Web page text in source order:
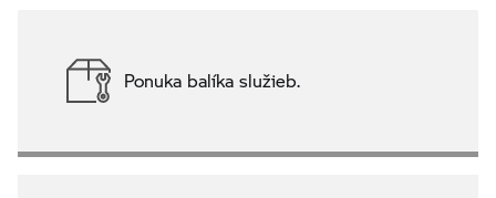
Ponuka balíka služieb.